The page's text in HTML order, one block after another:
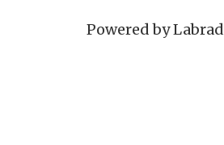
Powered by